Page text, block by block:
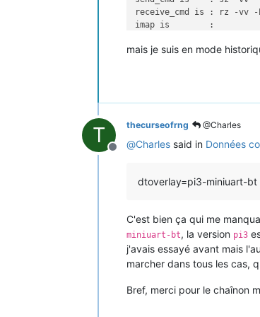
"rAfI&QT!ES)IA	IAA),FHAIIFJpuQAU*
Skipping tty reset...
receive_cmd is : rz -vv -
imap is        :
emap is        :
exit is        : no
Type [C-a] [C-h] to see
Terminal ready
nM314 :
ISOUSC 15 <
HCHC 001043515 Y
PTEC HP..
IINST 001 X
IMAX 002 A
PAPP 00180 *
HHPHC A ,
Terminating...
mais je suis en mode
T
Offline
thecurseofrng @Charles
@Charles said in Données
dtoverlay=pi3-miniuart-bt
C'est bien ça qui me
miniuart-bt, la version pi3
j'avais essayé avant mais
marcher dans tous les cas,
Bref, merci pour le chaînon